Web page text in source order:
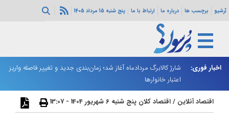
آرشیو برچسب ها درباره ما ارتباط با ما پنج شنبه 15 مرداد 1405
اخبار فوری:
هرمز ادامه
شارژ کالابرگ مردادماه آغاز شد؛ زمان‌بندی جدید و تغییر فاصله واریز
اعتبار خانوارها
اقتصاد آنلاین /اقتصاد کلان پنج شنبه 6 شهریور 1404 - 13:07